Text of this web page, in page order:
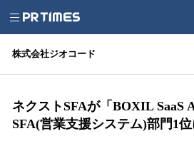
株式会社ジオコード
ネクストSFAが「BOXIL SaaS
SFA(営業支援システム)部門1